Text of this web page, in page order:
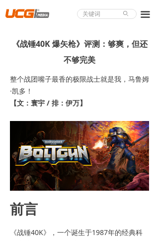
끀
About UCG
业界论道
天下聚会
游戏视频
商城精品
游戏大赏
小程序
个人中心
ꄙ
整个战团嘴子最香的极限战士就是我，马鲁姆
·凯多！
【文：寰宇 / 排：伊万】
前言
《战锤40K》，一个诞生于1987年的经典科
《战锤40K 爆矢枪》评测：够爽，但还
不够完美